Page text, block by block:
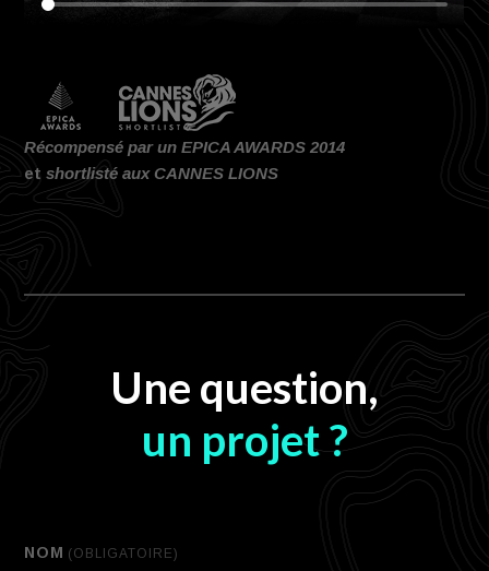
Récompensé par un EPICA AWARDS 2014
etshortlisté aux CANNES LIONS
Une question,
un projet ?
NOM (OBLIGATOIRE)